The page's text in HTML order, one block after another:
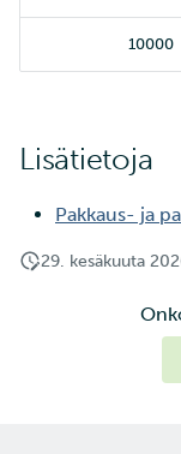
10000
Lisätietoja
Pakkaus- ja
29. kesäkuuta